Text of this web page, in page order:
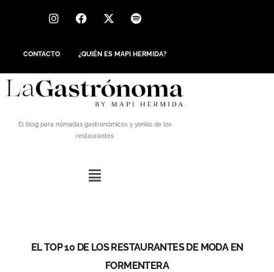
CONTACTO ¿QUIÉN ES MAPI HERMIDA?
El blog para nómadas gastronómicos y yonkis de los
restaurantes
EL TOP 10 DE LOS RESTAURANTES DE MODA EN
FORMENTERA